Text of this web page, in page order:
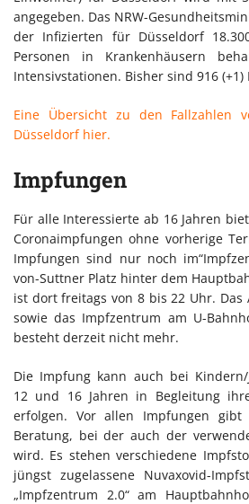
angegeben. Das NRW-
der Infizierten für Düsseldorf
Personen in Krankenhäusern
Intensivstationen. Bisher sind 916
Eine Übersicht zu den Fallzahlen
Düsseldorf hier.
Impfungen
Für alle Interessierte ab 16 Jahren
Coronaimpfungen ohne vorherige
Impfungen sind nur noch
von-Suttner Platz hinter dem
ist dort freitags von 8 bis 22 Uhr. Das
sowie das Impfzentrum am U-
besteht derzeit nicht mehr.
Die Impfung kann auch bei Kindern/
12 und 16 Jahren in Begleitung
erfolgen. Vor allen Impfungen
Beratung, bei der auch der
wird. Es stehen verschiedene
jüngst zugelassene Nuvaxovid-
„Impfzentrum 2.0“ am